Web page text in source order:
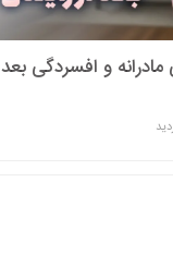
و افسردگی بعد